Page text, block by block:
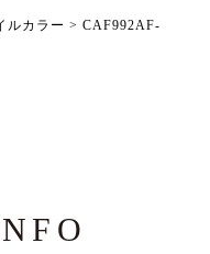
ルカラー > CAF992AF-